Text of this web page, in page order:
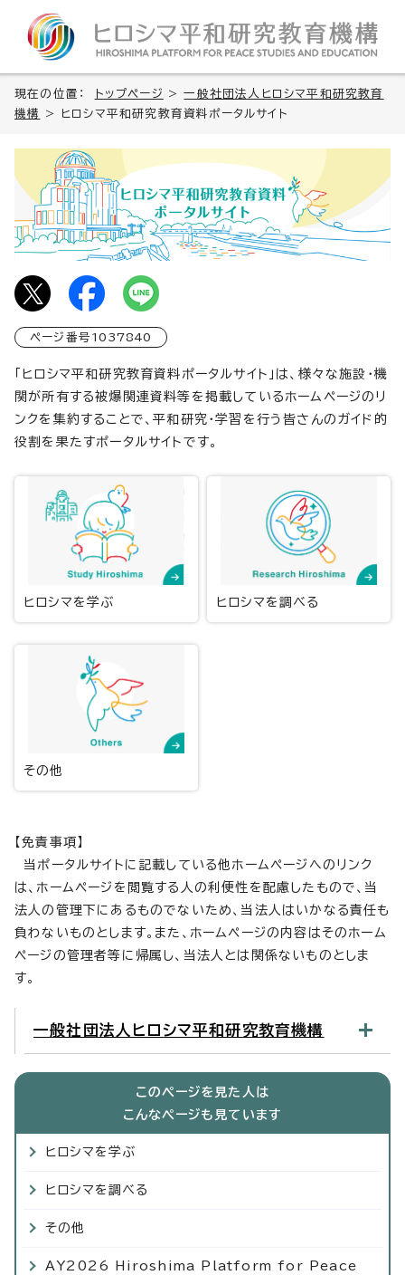
現在の位置： トップページ >一般社団法人ヒロシマ平和研究教育
機構
> ヒロシマ平和研究教育資料ポータルサイト
ページ番号 1037840
「ヒロシマ平和研究教育資料ポータルサイト」は、様々な施設・機
関が所有する被爆関連資料等を掲載しているホームページのリ
ンクを集約することで、平和研究・学習を行う皆さんのガイド的
役割を果たすポータルサイトです。
ヒロシマを学ぶ ヒロシマを調べる
その他
【免責事項】
当ポータルサイトに記載している他ホームページへのリンク
は、ホームページを閲覧する人の利便性を配慮したもので、当
法人の管理下にあるものでないため、当法人はいかなる責任も
負わないものとします。また、ホームページの内容はそのホーム
ページの管理者等に帰属し、当法人とは関係ないものとしま
す。
一般社団法人ヒロシマ平和研究教育機構
このページを見た人は
こんなページも見ています
ヒロシマを学ぶ
ヒロシマを調べる
その他
AY2026 Hiroshima Platform for Peace